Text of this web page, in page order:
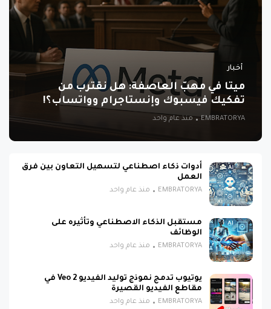
أخبار
ميتا في مهبّ العاصفة: هل نقترب من
تفكيك فيسبوك وإنستاجرام وواتساب؟!
EMBRATORYA منذ عام واحد
أدوات ذكاء اصطناعي لتسهيل التعاون بين فرق
العمل
EMBRATORYA منذ عام واحد
مستقبل الذكاء الاصطناعي وتأثيره على
الوظائف
EMBRATORYA منذ عام واحد
يوتيوب تدمج نموذج توليد الفيديو Veo 2 في
مقاطع الفيديو القصيرة
EMBRATORYA منذ عام واحد